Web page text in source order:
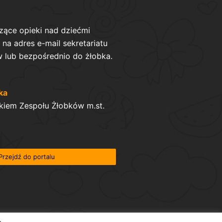
opieki nad dziećmi
adres e-mail sekretariatu
lub bezpośrednio do żłobka.
Zespołu Żłobków m.st.
do portalu